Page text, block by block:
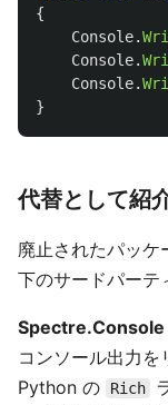
{
Console.
Console.
Console.
}
代替として紹
廃止されたパッケ
下のサードパーテ
Spectre.Console
コンソール出力を
Python の
Rich